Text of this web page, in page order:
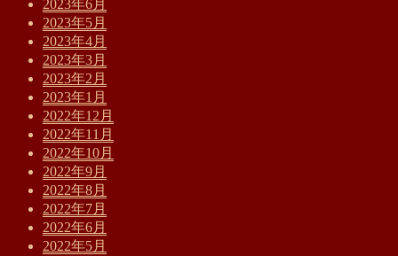
2023年6月
2023年5月
2023年4月
2023年3月
2023年2月
2023年1月
2022年12月
2022年11月
2022年10月
2022年9月
2022年8月
2022年7月
2022年6月
2022年5月